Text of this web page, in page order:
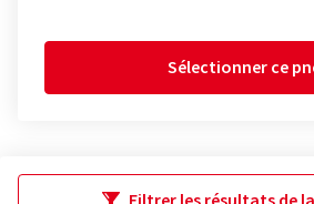
Sélectionner ce